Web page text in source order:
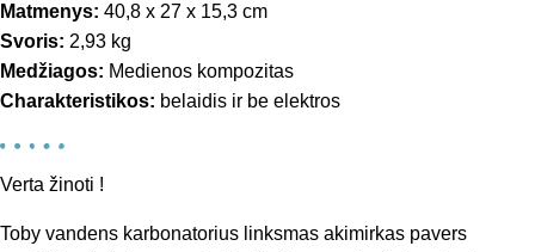
Matmenys: 40,8 x 27 x 15,3 cm
Svoris: 2,93 kg
Medžiagos: Medienos kompozitas
Charakteristikos: belaidis ir be elektros
Verta žinoti !
Toby vandens karbonatorius linksmas akimirkas pavers